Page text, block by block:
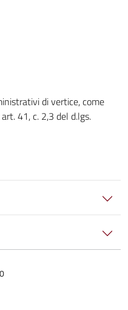
di vertice, come
41, c. 2,3 del d.lgs.